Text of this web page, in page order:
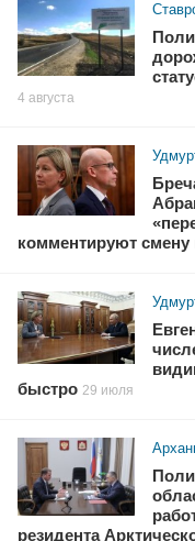
4 августа
комментируют
быстро 29 июля
резидента